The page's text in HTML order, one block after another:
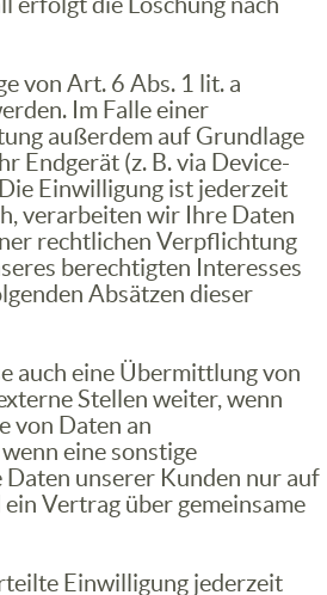
von Art. 6 Abs. 1 lit. a
Im Falle einer
außerdem auf Grundlage
Endgerät (z. B. via Device-
Einwilligung ist jederzeit
verarbeiten wir Ihre Daten
rechtlichen Verpflichtung
berechtigten Interesses
Absätzen dieser
auch eine Übermittlung von
Stellen weiter, wenn
von Daten an
eine sonstige
unserer Kunden nur auf
Vertrag über gemeinsame
Einwilligung jederzeit